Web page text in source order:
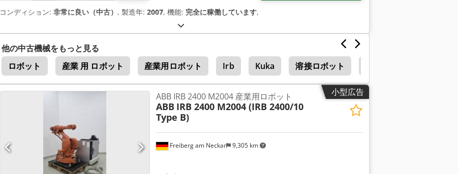
コンディション: 非常に良い（中古） , 製造年: 2007, 機能: 完全に稼働しています,
他の中古機械をもっと見る
ロボット
産業 用 ロボット 産業用ロボット Irb Kuka 溶接ロボット
小型広告
Freiberg am Neckar 9,305 km
ABB IRB 2400 M2004 産業用ロボット
ABB IRB 2400 M2004 (IRB 2400/10
Type B)